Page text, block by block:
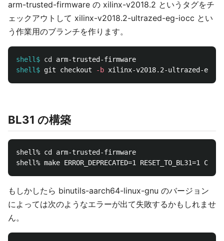
arm-trusted-firmware の xilinx-v2018.2 というタグをチ
ェックアウトして xilinx-v2018.2-ultrazed-eg-iocc とい
う作業用のブランチを作ります。
shell$ cd
shell$ git checkout -b
BL31 の構築
shell% cd arm-trusted-firmware
もしかしたら binutils-aarch64-linux-gnu のバージョン
によっては次のようなエラーが出て失敗するかもしれませ
ん。